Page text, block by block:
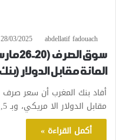
abdellatif fadouach
28/03/2025
المائة مقابل الدولار
مقابل الدولار الا مريكي، وبـ 1,5 في المائة…
أكمل القراءة »